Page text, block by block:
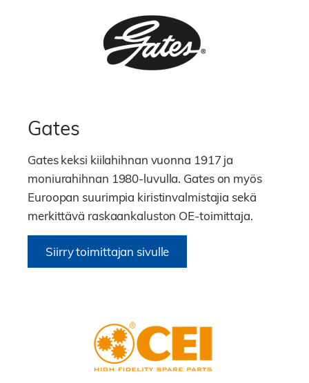
Gates
Gates keksi kiilahihnan vuonna 1917 ja
moniurahihnan 1980-luvulla. Gates on myös
Euroopan suurimpia kiristinvalmistajia sekä
merkittävä raskaankaluston OE-toimittaja.
Siirry toimittajan sivulle